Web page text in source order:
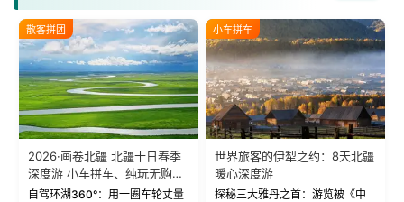
散客拼团
2026·画卷北疆 北疆十日春季
深度游 小车拼车、纯玩无购
物！
自驾环湖360°：用一圈车轮丈量
小车拼车
世界旅客的伊犁之约：8天北疆
暖心深度游
探秘三大雅丹之首：游览被《中